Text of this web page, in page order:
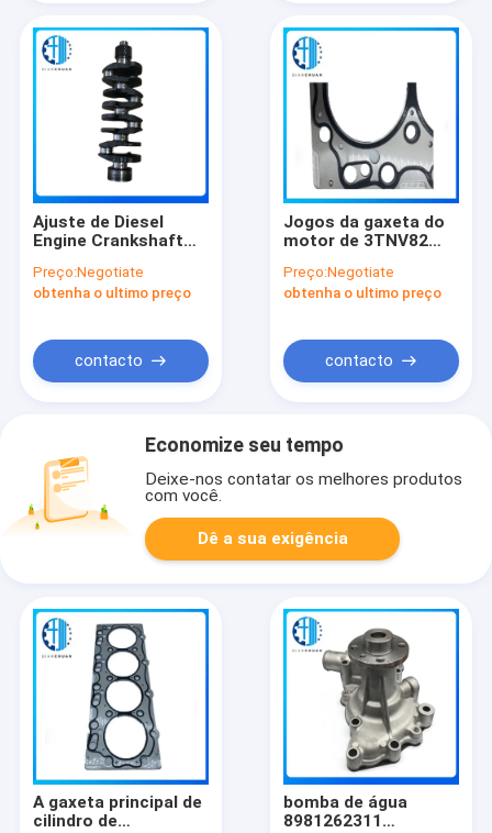
Ajuste de Diesel
Engine Crankshaft
máquina escavadora
em ISUZU Diesel
Preço:Negotiate
obtenha o ultimo preço
contacto
Jogos da gaxeta do
motor de 3TNV82
Yanmar VIO35 Mini
Excavator
Preço:Negotiate
obtenha o ultimo preço
contacto
Economize seu tempo
Deixe-nos contatar os melhores produtos
com você.
Dê a sua exigência
A gaxeta principal de
cilindro de
bomba de água
8981262311